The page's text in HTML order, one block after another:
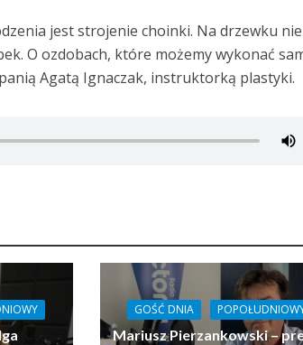
jest strojenie choinki. Na drzewku nie
O ozdobach, które możemy wykonać
Agatą Ignaczak, instruktorką plastyki.
GOŚĆ DNIA
Mariusz Pierzankowski –